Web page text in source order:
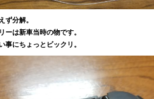
ず分解。
ーは新車当時の物です。
事にちょっとビックリ。